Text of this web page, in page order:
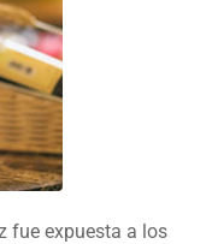
fue expuesta a los